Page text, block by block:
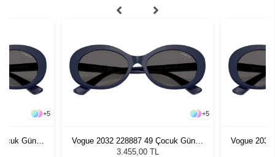
+5
Güneş
+5
Vogue 2032 228887 49 Çocuk Güneş
Gözlüğü
3.455,00 TL
Vogue